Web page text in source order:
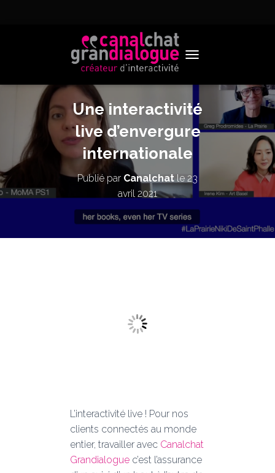
Une interactivité
live d’envergure
internationale
Publié par Canalchat le 23
avril 2021
L’interactivité live ! Pour nos
clients connectés au monde
entier, travailler avec Canalchat
Grandialogue c’est l’assurance